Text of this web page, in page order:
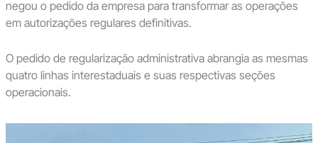
negou o pedido da empresa para transformar as operações
em autorizações regulares definitivas.
O pedido de regularização administrativa abrangia as mesmas
quatro linhas interestaduais e suas respectivas seções
operacionais.